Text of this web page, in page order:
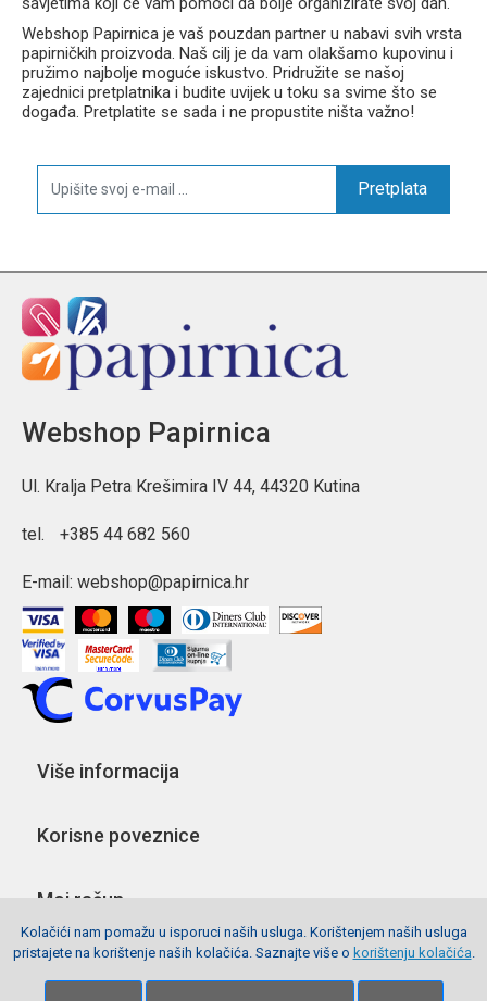
Webshop Papirnica je vaš pouzdan partner u nabavi svih vrsta
papirničkih proizvoda. Naš cilj je da vam olakšamo kupovinu i
pružimo najbolje moguće iskustvo. Pridružite se našoj
zajednici pretplatnika i budite uvijek u toku sa svime što se
događa. Pretplatite se sada i ne propustite ništa važno!
Pretplata
Webshop Papirnica
Ul. Kralja Petra Krešimira IV 44, 44320 Kutina
tel. +385 44 682 560
E-mail: webshop@papirnica.hr
Više informacija
Korisne poveznice
Moj račun
Pratite nas
Kolačići nam pomažu u isporuci naših usluga. Korištenjem naših usluga
pristajete na korištenje naših kolačića. Saznajte više o korištenju kolačića.